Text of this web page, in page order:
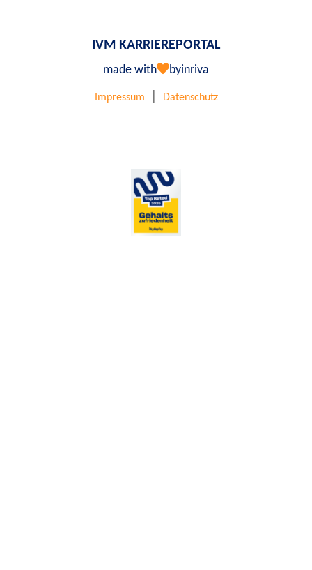
IVM KARRIEREPORTAL
made with byinriva
Impressum Datenschutz